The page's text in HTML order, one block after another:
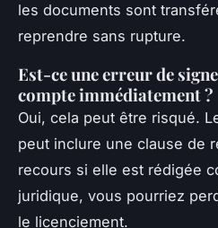
les documents sont
reprendre sans rupture.
Est-ce une erreur de
compte immédiatement ?
Oui, cela peut être risqué.
peut inclure une clause de
recours si elle est rédigée
juridique, vous pourriez
le licenciement.